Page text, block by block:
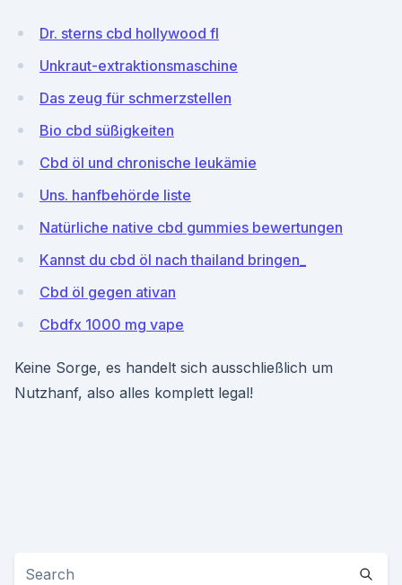
Dr. sterns cbd hollywood fl
Unkraut-extraktionsmaschine
Das zeug für schmerzstellen
Bio cbd süßigkeiten
Cbd öl und chronische leukämie
Uns. hanfbehörde liste
Natürliche native cbd gummies bewertungen
Kannst du cbd öl nach thailand bringen_
Cbd öl gegen ativan
Cbdfx 1000 mg vape
Keine Sorge, es handelt sich ausschließlich um
Nutzhanf, also alles komplett legal!